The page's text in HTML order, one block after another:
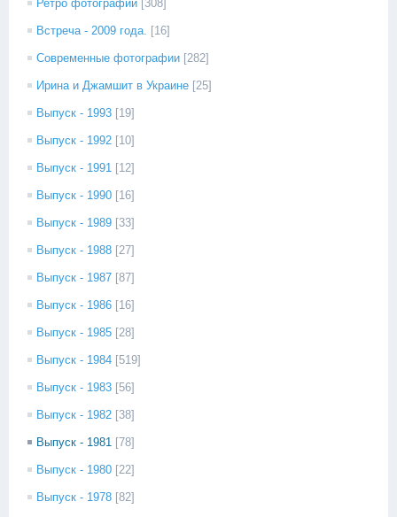
Ретро фотографии [308]
Встреча - 2009 года. [16]
Современные фотографии [282]
Ирина и Джамшит в Украине [25]
Выпуск - 1993 [19]
Выпуск - 1992 [10]
Выпуск - 1991 [12]
Выпуск - 1990 [16]
Выпуск - 1989 [33]
Выпуск - 1988 [27]
Выпуск - 1987 [87]
Выпуск - 1986 [16]
Выпуск - 1985 [28]
Выпуск - 1984 [519]
Выпуск - 1983 [56]
Выпуск - 1982 [38]
Выпуск - 1981 [78]
Выпуск - 1980 [22]
Выпуск - 1978 [82]